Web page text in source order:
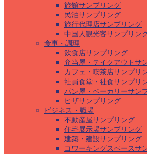
旅館サンプリング
民泊サンプリング
旅行代理店サンプリング
中国人観光客サンプリン
食事・調理
飲食店サンプリング
弁当屋・テイクアウトサ
カフェ・喫茶店サンプリ
社員食堂・社食サンプリ
パン屋・ベーカリーサン
ピザサンプリング
ビジネス・職場
不動産屋サンプリング
住宅展示場サンプリング
建築・建設サンプリング
コワーキングスペースサ